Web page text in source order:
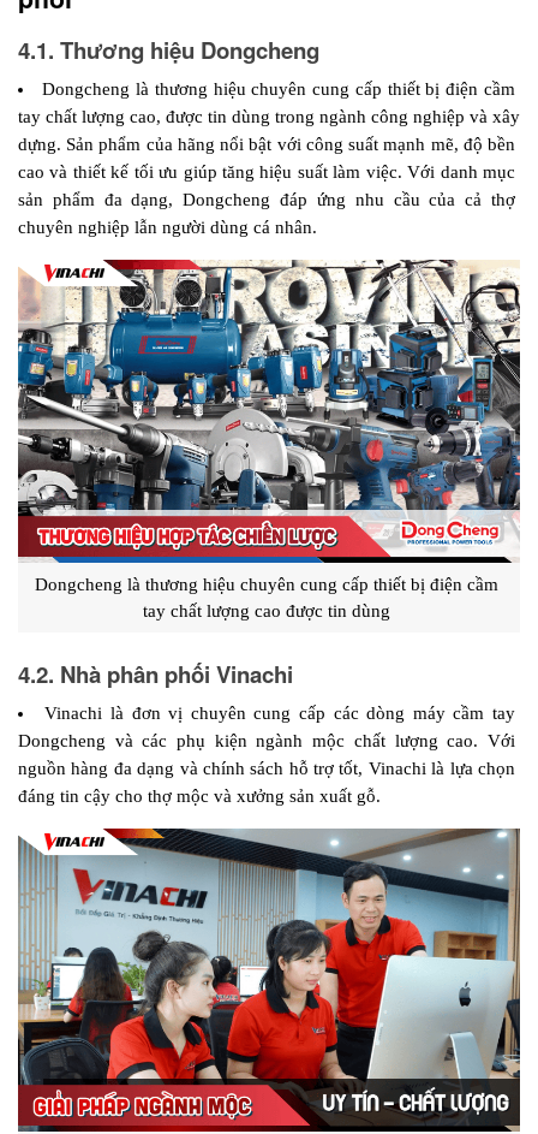
4.1. Thương hiệu Dongcheng
Dongcheng là thương hiệu chuyên cung cấp thiết bị điện cầm
tay chất lượng cao, được tin dùng trong ngành công nghiệp và xây
dựng. Sản phẩm của hãng nổi bật với công suất mạnh mẽ, độ bền
cao và thiết kế tối ưu giúp tăng hiệu suất làm việc. Với danh mục
sản phẩm đa dạng, Dongcheng đáp ứng nhu cầu của cả thợ
chuyên nghiệp lẫn người dùng cá nhân.
Dongcheng là thương hiệu chuyên cung cấp thiết bị điện cầm
tay chất lượng cao được tin dùng
4.2. Nhà phân phối Vinachi
Vinachi là đơn vị chuyên cung cấp các dòng máy cầm tay
Dongcheng và các phụ kiện ngành mộc chất lượng cao. Với
nguồn hàng đa dạng và chính sách hỗ trợ tốt, Vinachi là lựa chọn
đáng tin cậy cho thợ mộc và xưởng sản xuất gỗ.